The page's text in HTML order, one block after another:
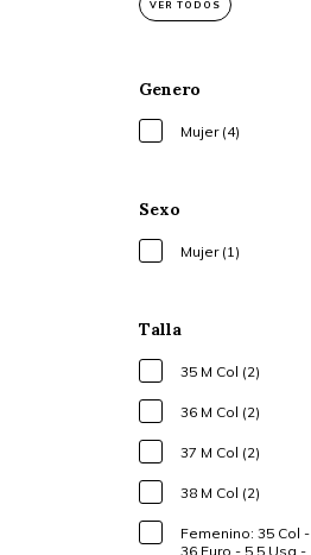
VER TODOS
Genero
Mujer (4)
Sexo
Mujer (1)
Talla
35 M Col (2)
36 M Col (2)
37 M Col (2)
38 M Col (2)
Femenino: 35 Col -
36 Euro - 5.5 Usa -